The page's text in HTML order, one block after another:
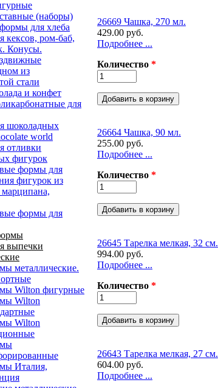
(наборы)
для хлеба
кексов, ром-баб,
Конусы.
из
стали
и конфет
для
шоколадных
world
отливки
фигурок
формы для
фигурок из
формы для
выпечки
металлические.
Wilton фигурные
Wilton
Wilton
Италия,
26669 Чашка, 270 мл.
429.00 руб.
Подробнее ...
Количество *
26664 Чашка, 90 мл.
255.00 руб.
Подробнее ...
Количество *
26645 Тарелка мелкая, 32 см.
994.00 руб.
Подробнее ...
Количество *
26643 Тарелка мелкая, 27 см.
604.00 руб.
Подробнее ...